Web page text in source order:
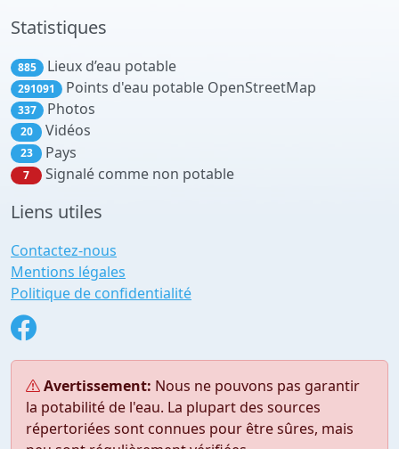
Statistiques
885 Lieux d’eau potable
291091 Points d'eau potable OpenStreetMap
337 Photos
20 Vidéos
23 Pays
7 Signalé comme non potable
Liens utiles
Contactez-nous
Mentions légales
Politique de confidentialité
Avertissement: Nous ne pouvons pas garantir
la potabilité de l'eau. La plupart des sources
répertoriées sont connues pour être sûres, mais